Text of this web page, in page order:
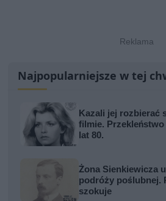
Najpopularniejsze w tej
Kazali jej rozbierać
filmie.
lat 80.
Żona Sienkiewicza
podróży poślubnej.
szokuje